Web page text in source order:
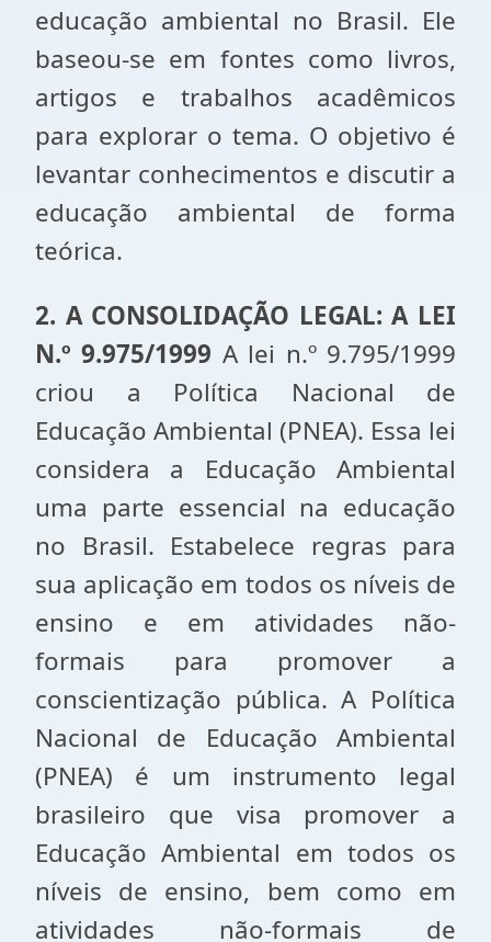
educação ambiental no Brasil. Ele
baseou-se em fontes como livros,
artigos e trabalhos acadêmicos
para explorar o tema. O objetivo é
levantar conhecimentos e discutir a
educação ambiental de forma
teórica.
2. A CONSOLIDAÇÃO LEGAL: A LEI
N.º 9.975/1999 A lei n.º 9.795/1999
criou a Política Nacional de
Educação Ambiental (PNEA). Essa lei
considera a Educação Ambiental
uma parte essencial na educação
no Brasil. Estabelece regras para
sua aplicação em todos os níveis de
ensino e em atividades não-
formais para promover a
conscientização pública. A Política
Nacional de Educação Ambiental
(PNEA) é um instrumento legal
brasileiro que visa promover a
Educação Ambiental em todos os
níveis de ensino, bem como em
atividades não-formais de